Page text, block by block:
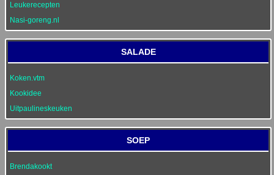
Leukerecepten
Nasi-goreng.nl
SALADE
Koken.vtm
Kookidee
Uitpaulineskeuken
SOEP
Brendakookt